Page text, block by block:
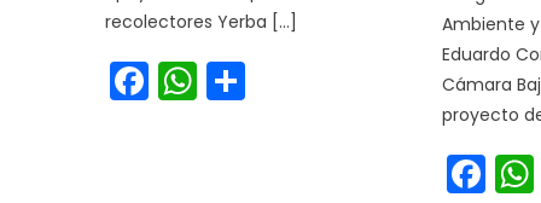
recolectores Yerba […]
Facebook
WhatsApp
Ambiente y
Eduardo
Cámara
proyecto